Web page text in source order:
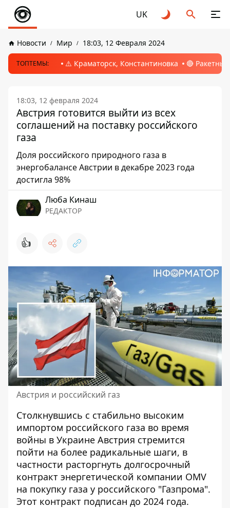
UK
Новости Мир 18:03, 12 Февраля 2024
ТОПТЕМЫ: ⚠️ Краматорск, Константиновка 🔴
18:03, 12 февраля 2024
Австрия готовится выйти из всех
соглашений на поставку российского
газа
Доля российского природного газа в
энергобалансе Австрии в декабре 2023 года
достигла 98%
Люба Кинаш
РЕДАКТОР
👍
Австрия и российский газ
Столкнувшись с стабильно высоким
импортом российского газа во время
войны в Украине Австрия стремится
пойти на более радикальные шаги, в
частности расторгнуть долгосрочный
контракт энергетической компании OMV
на покупку газа у российского "Газпрома".
Этот контракт подписан до 2024 года.